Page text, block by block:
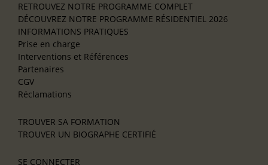
RETROUVEZ NOTRE PROGRAMME COMPLET
DÉCOUVREZ NOTRE PROGRAMME RÉSIDENTIEL 2026
INFORMATIONS PRATIQUES
Prise en charge
Interventions et Références
Partenaires
CGV
Réclamations
TROUVER SA FORMATION
TROUVER UN BIOGRAPHE CERTIFIÉ
SE CONNECTER